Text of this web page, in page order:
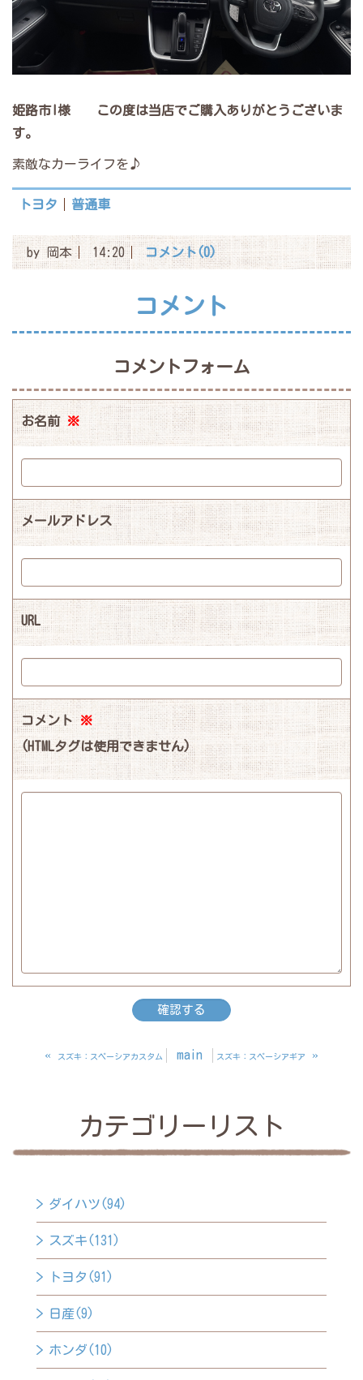
姫路市I様
この度は当店でご購入ありがとうございま
す。
素敵なカーライフを♪
トヨタ 普通車
by岡本 14:20 コメント(0)
コメント
コメントフォーム
お名前 ※
メールアドレス
URL
コメント※
(HTMLタグは使用できません)
« スズキ：スペーシアカスタム main スズキ：スペーシアギア »
カテゴリーリスト
ダイハツ(94)
スズキ(131)
トヨタ(91)
日産(9)
ホンダ(10)